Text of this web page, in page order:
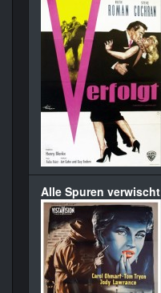
Alle Spuren verwischt